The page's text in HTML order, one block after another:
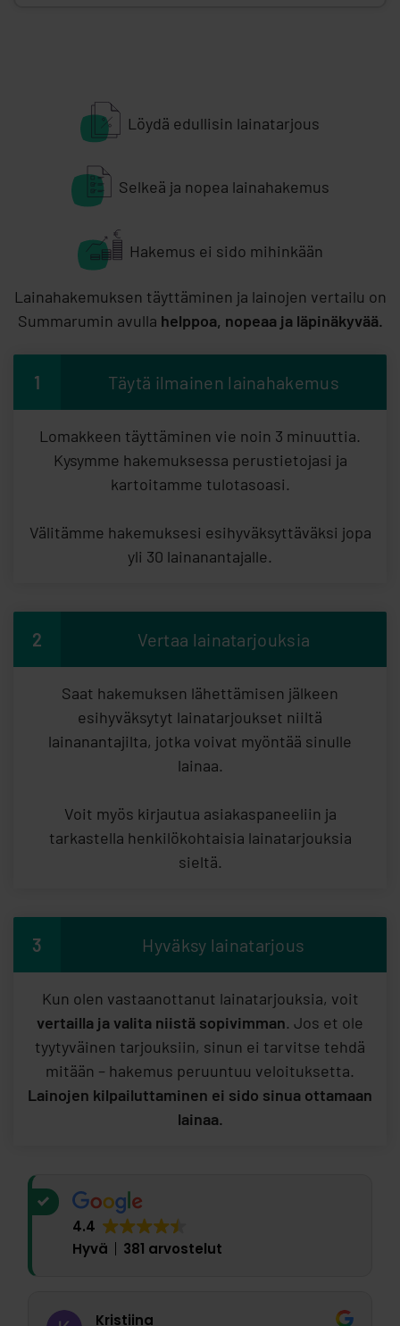
Löydä edullisin lainatarjous
Selkeä ja nopea lainahakemus
Hakemus ei sido mihinkään
Lainahakemuksen täyttäminen ja lainojen vertailu on
Summarumin avulla helppoa, nopeaa ja läpinäkyvää.
1 Täytä ilmainen lainahakemus
Lomakkeen täyttäminen vie noin 3 minuuttia.
Kysymme hakemuksessa perustietojasi ja
kartoitamme tulotasoasi.
Välitämme hakemuksesi esihyväksyttäväksi jopa
yli 30 lainanantajalle.
2 Vertaa lainatarjouksia
Saat hakemuksen lähettämisen jälkeen
esihyväksytyt lainatarjoukset niiltä
lainanantajilta, jotka voivat myöntää sinulle
lainaa.
Voit myös kirjautua asiakaspaneeliin ja
tarkastella henkilökohtaisia lainatarjouksia
sieltä.
3 Hyväksy lainatarjous
Kun olen vastaanottanut lainatarjouksia, voit
vertailla ja valita niistä sopivimman. Jos et ole
tyytyväinen tarjouksiin, sinun ei tarvitse tehdä
mitään – hakemus peruuntuu veloituksetta.
Lainojen kilpailuttaminen ei sido sinua ottamaan
lainaa.
4.4
Hyvä
381 arvostelut
Kristiina